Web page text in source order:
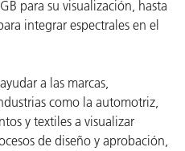
para su visualización, hasta
integrar espectrales en el
a las marcas,
como la automotriz,
y textiles a visualizar
de diseño y aprobación,